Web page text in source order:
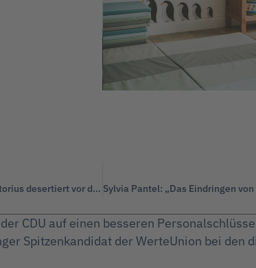
Aufhebung der Impfpflicht für Soldaten: Verteidigungsminister Boris Pistorius desertiert vor der Wirklichkeit
CDU auf einen besseren
Spitzenkandidat der WerteUnion bei